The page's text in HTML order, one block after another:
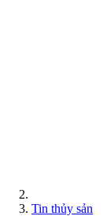
Tin thủy sản